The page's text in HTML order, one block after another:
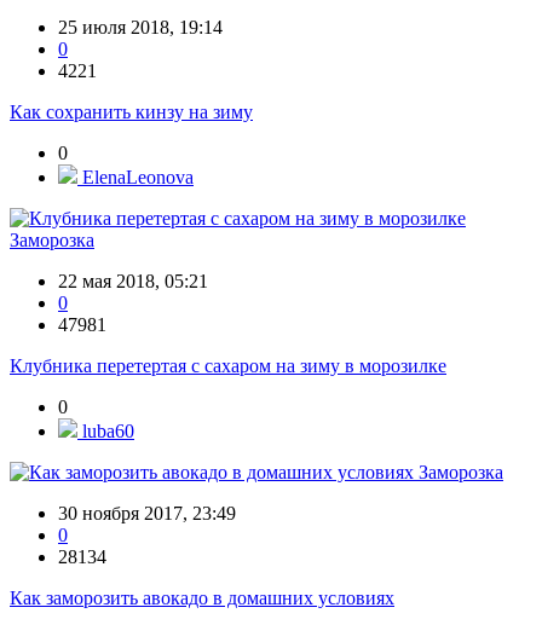
25 июля 2018, 19:14
0
4221
Как сохранить кинзу на зиму
0
ElenaLeonova
Заморозка
22 мая 2018, 05:21
0
47981
Клубника перетертая с сахаром на зиму в морозилке
0
luba60
Заморозка
30 ноября 2017, 23:49
0
28134
Как заморозить авокадо в домашних условиях